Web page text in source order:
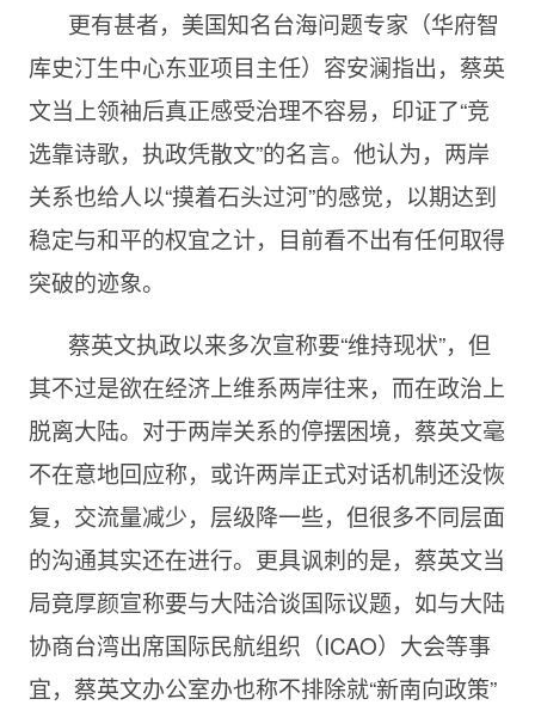
更有甚者，美国知名台海问题专家（华府智
库史汀生中心东亚项目主任）容安澜指出，蔡英
文当上领袖后真正感受治理不容易，印证了“竞
选靠诗歌，执政凭散文”的名言。他认为，两岸
关系也给人以“摸着石头过河”的感觉，以期达到
稳定与和平的权宜之计，目前看不出有任何取得
突破的迹象。
蔡英文执政以来多次宣称要“维持现状”，但
其不过是欲在经济上维系两岸往来，而在政治上
脱离大陆。对于两岸关系的停摆困境，蔡英文毫
不在意地回应称，或许两岸正式对话机制还没恢
复，交流量减少，层级降一些，但很多不同层面
的沟通其实还在进行。更具讽刺的是，蔡英文当
局竟厚颜宣称要与大陆洽谈国际议题，如与大陆
协商台湾出席国际民航组织（ICAO）大会等事
宜，蔡英文办公室办也称不排除就“新南向政策”